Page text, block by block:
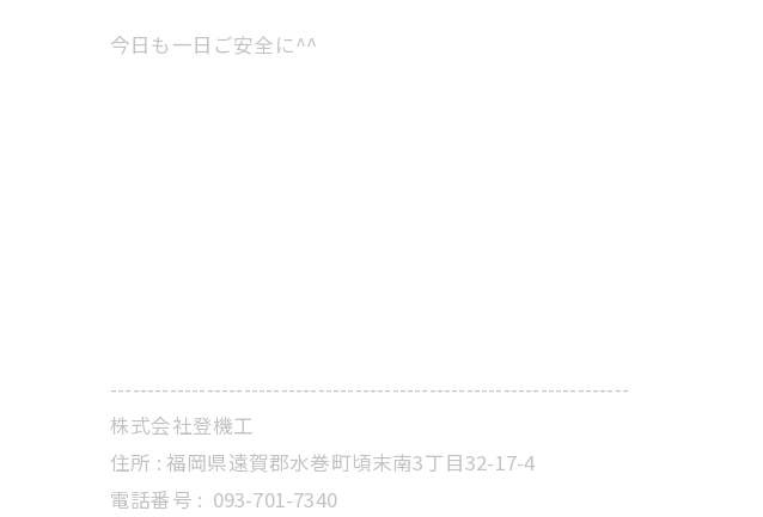
今日も一日ご安全に^^
----------------------------------------------------------------------
株式会社登機工
住所 : 福岡県遠賀郡水巻町頃末南3丁目32-17-4
電話番号 : 093-701-7340